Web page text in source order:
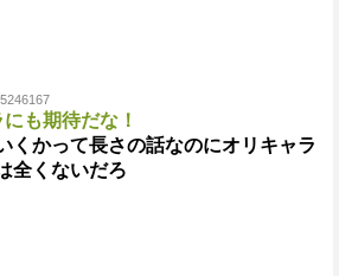
も期待だな！
くかって長さの話なのにオリキャラ
全くないだろ